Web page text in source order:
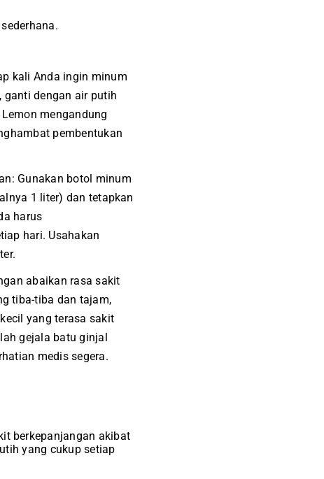
kali Anda ingin minum
ganti dengan air putih
mengandung
pembentukan
Gunakan botol minum
1 liter) dan tetapkan
harus
hari. Usahakan
abaikan rasa sakit
tiba-tiba dan tajam,
yang terasa sakit
gejala batu ginjal
medis segera.
berkepanjangan akibat
yang cukup setiap